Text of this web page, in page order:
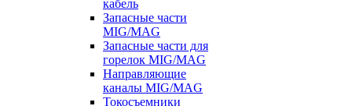
кабель
Запасные части
MIG/MAG
Запасные части для
горелок MIG/MAG
Направляющие
каналы MIG/MAG
Токосъемники